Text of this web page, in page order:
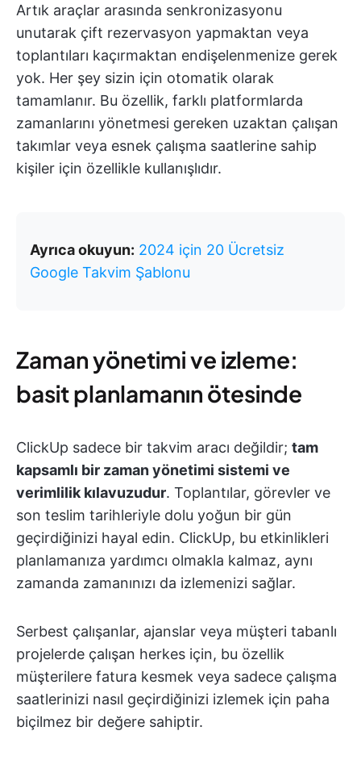
Artık araçlar arasında senkronizasyonu
unutarak çift rezervasyon yapmaktan veya
toplantıları kaçırmaktan endişelenmenize gerek
yok. Her şey sizin için otomatik olarak
tamamlanır. Bu özellik, farklı platformlarda
zamanlarını yönetmesi gereken uzaktan çalışan
takımlar veya esnek çalışma saatlerine sahip
kişiler için özellikle kullanışlıdır.
Ayrıca okuyun: 2024 için 20 Ücretsiz
Google Takvim Şablonu
Zaman yönetimi ve izleme:
basit planlamanın ötesinde
ClickUp sadece bir takvim aracı değildir; tam
kapsamlı bir zaman yönetimi sistemi ve
verimlilik kılavuzudur. Toplantılar, görevler ve
son teslim tarihleriyle dolu yoğun bir gün
geçirdiğinizi hayal edin. ClickUp, bu etkinlikleri
planlamanıza yardımcı olmakla kalmaz, aynı
zamanda zamanınızı da izlemenizi sağlar.
Serbest çalışanlar, ajanslar veya müşteri tabanlı
projelerde çalışan herkes için, bu özellik
müşterilere fatura kesmek veya sadece çalışma
saatlerinizi nasıl geçirdiğinizi izlemek için paha
biçilmez bir değere sahiptir.